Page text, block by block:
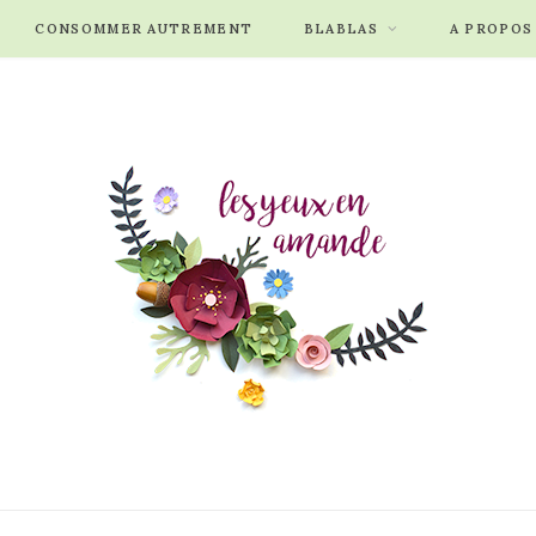
CONSOMMER AUTREMENT BLABLAS A PROPOS